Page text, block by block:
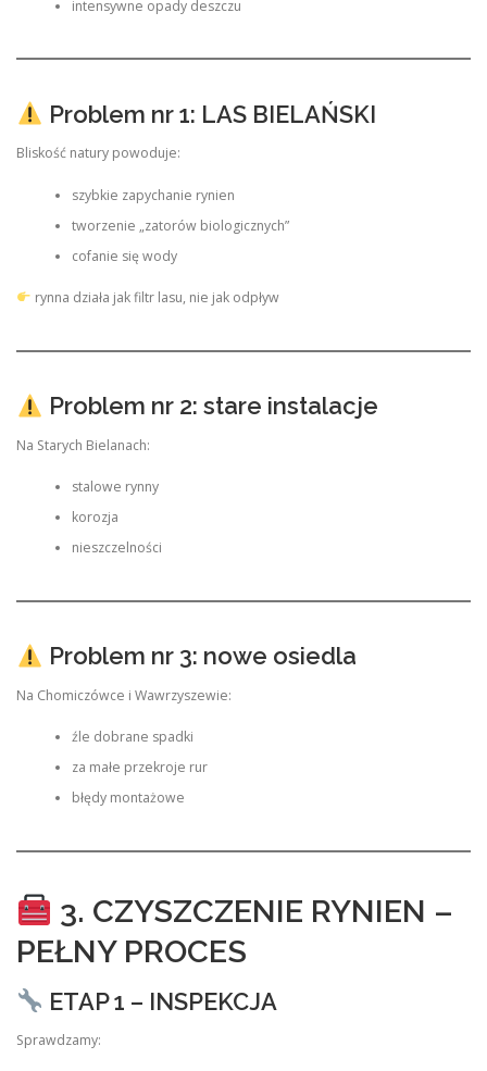
intensywne opady deszczu
Problem nr 1: LAS BIELAŃSKI
Bliskość natury powoduje:
szybkie zapychanie rynien
tworzenie „zatorów biologicznych”
cofanie się wody
rynna działa jak filtr lasu, nie jak odpływ
Problem nr 2: stare instalacje
Na Starych Bielanach:
stalowe rynny
korozja
nieszczelności
Problem nr 3: nowe osiedla
Na Chomiczówce i Wawrzyszewie:
źle dobrane spadki
za małe przekroje rur
błędy montażowe
3. CZYSZCZENIE RYNIEN –
PEŁNY PROCES
ETAP 1 – INSPEKCJA
Sprawdzamy: